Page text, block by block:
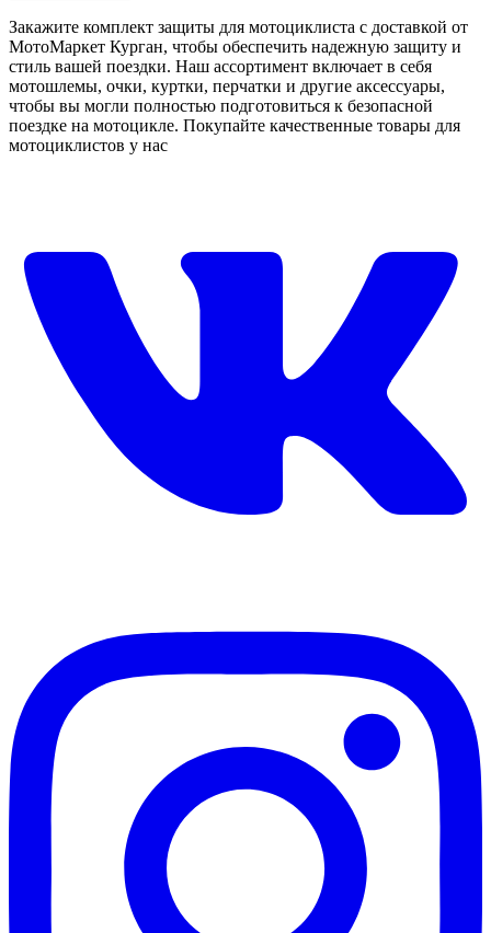
Закажите комплект защиты для мотоциклиста с доставкой от
МотоМаркет Курган, чтобы обеспечить надежную защиту и
стиль вашей поездки. Наш ассортимент включает в себя
мотошлемы, очки, куртки, перчатки и другие аксессуары,
чтобы вы могли полностью подготовиться к безопасной
поездке на мотоцикле. Покупайте качественные товары для
мотоциклистов у нас